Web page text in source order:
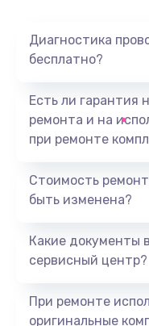
Диагностика
бесплатно?
Есть ли гарантия
ремонта и на
при ремонте
Стоимость
быть изменена?
Какие документы
сервисный центр?
При ремонте
оригинальные